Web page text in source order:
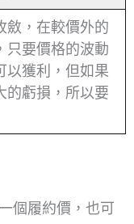
斂，在較價外的
只要價格的波動
以獲利，但如果
的虧損，所以要
個履約價，也可